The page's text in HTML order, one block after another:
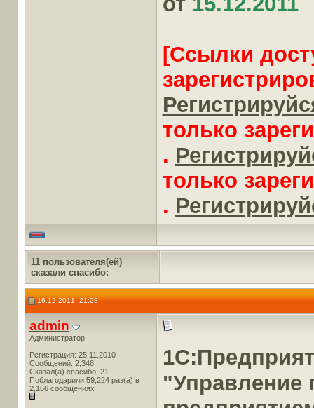
[Ссылки
только
.
только
.
11 пользователя(ей)
сказали cпасибо:
16.12.2011, 21:28
admin
Администратор
Регистрация: 25.11.2010
Сообщений: 2,348
Сказал(а) спасибо: 21
Поблагодарили 59,224 раз(а) в
2,166 сообщениях
"Управление